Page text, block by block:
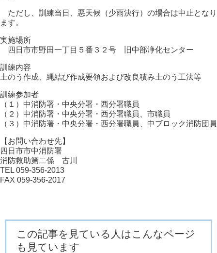
ただし、訓練当日、悪天候（少雨決行）の場合は中止となり
ます。
実施場所
四日市市野田一丁目５番３２号 旧中部浄化センター
訓練内容
土のう作成、縄結び作成要領および改良積み土のう工法等
訓練参加者
（１）中消防署・中央分署・西分署職員
（２）中消防署・中央分署・西分署職員、市職員
（３）中消防署・中央分署・西分署職員、中ブロック消防団員
【お問い合わせ先】
四日市市中消防署
消防救助第二係 古川
TEL 059-356-2013
FAX 059-356-2017
この記事を見ている人はこんなページ
も見ています